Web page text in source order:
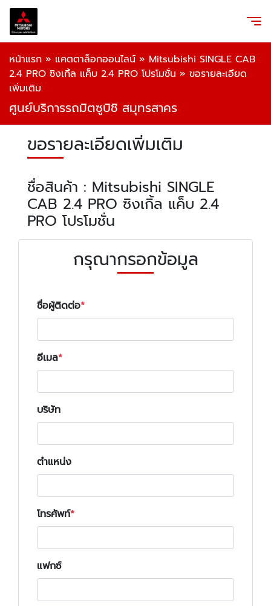
หน้าแรก » แคตตาล็อกออนไลน์ » Mitsubishi SINGLE CAB
2.4 PRO ซิงเกิ้ล แค็บ 2.4 PRO โปรโมชั่น » ขอรายละเอียด
เพิ่มเติม
ศูนย์บริการรถมิตซูบิชิ สมุทรสาคร
ขอรายละเอียดเพิ่มเติม
ชื่อสินค้า : Mitsubishi SINGLE
CAB 2.4 PRO ซิงเกิ้ล แค็บ 2.4
PRO โปรโมชั่น
กรุณากรอกข้อมูล
ชื่อผู้ติดต่อ
อีเมล
บริษัท
ตำแหน่ง
โทรศัพท์
แฟกซ์